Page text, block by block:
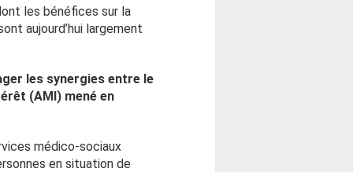
les bénéfices sur la
aujourd’hui largement
les synergies entre le
(AMI) mené en
médico-sociaux
en situation de